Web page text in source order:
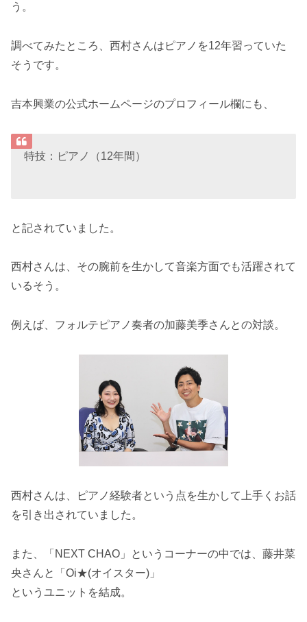
う。
調べてみたところ、西村さんはピアノを12年習っていた
そうです。
吉本興業の公式ホームページのプロフィール欄にも、
特技：ピアノ（12年間）
と記されていました。
西村さんは、その腕前を生かして音楽方面でも活躍されて
いるそう。
例えば、フォルテピアノ奏者の加藤美季さんとの対談。
西村さんは、ピアノ経験者という点を生かして上手くお話
を引き出されていました。
また、「NEXT CHAO」というコーナーの中では、藤井菜
央さんと「Oi★(オイスター)」
というユニットを結成。